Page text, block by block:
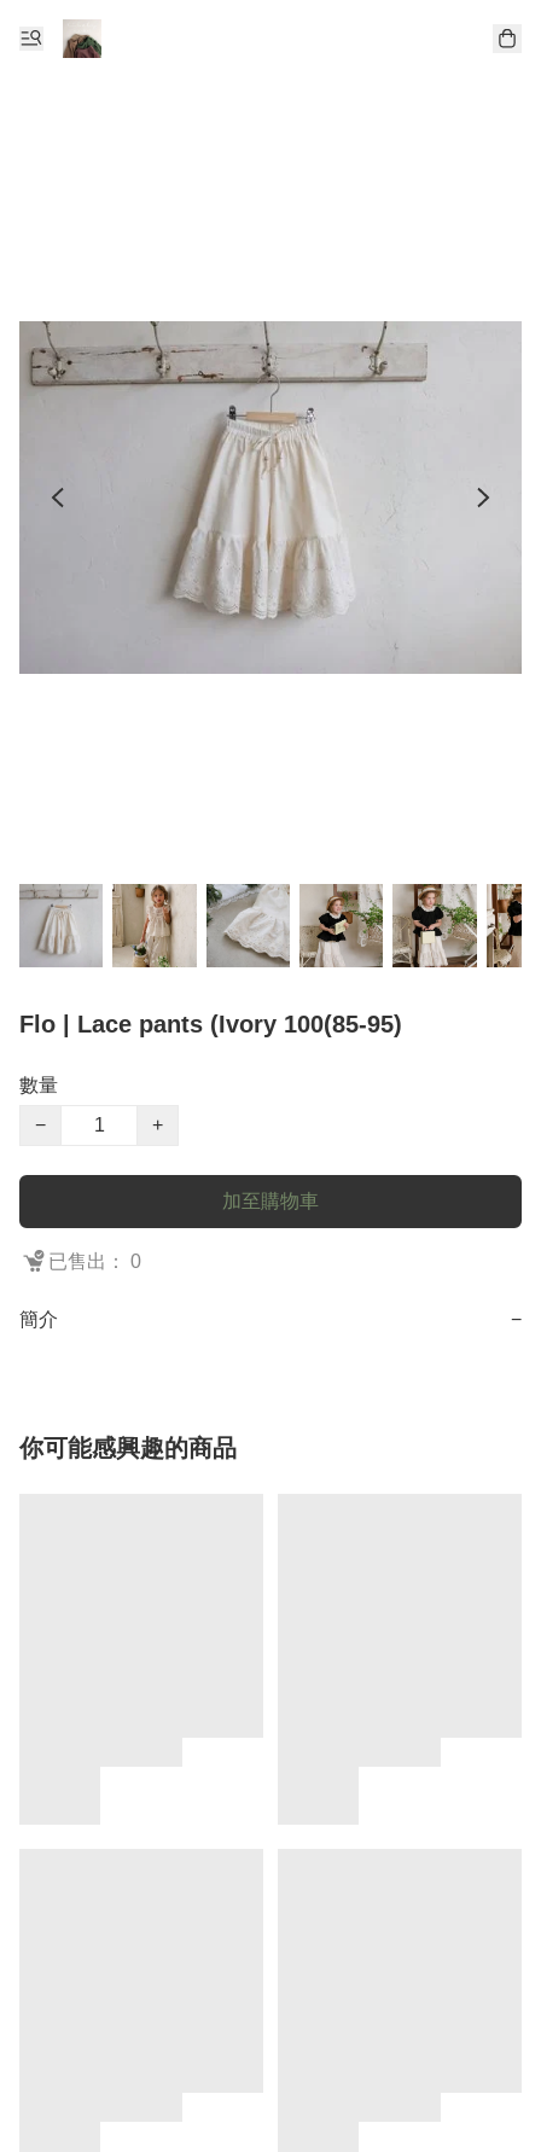
Flo | Lace pants (Ivory 100(85-95)
數量
−
+
加至購物車
已售出： 0
簡介 −
你可能感興趣的商品